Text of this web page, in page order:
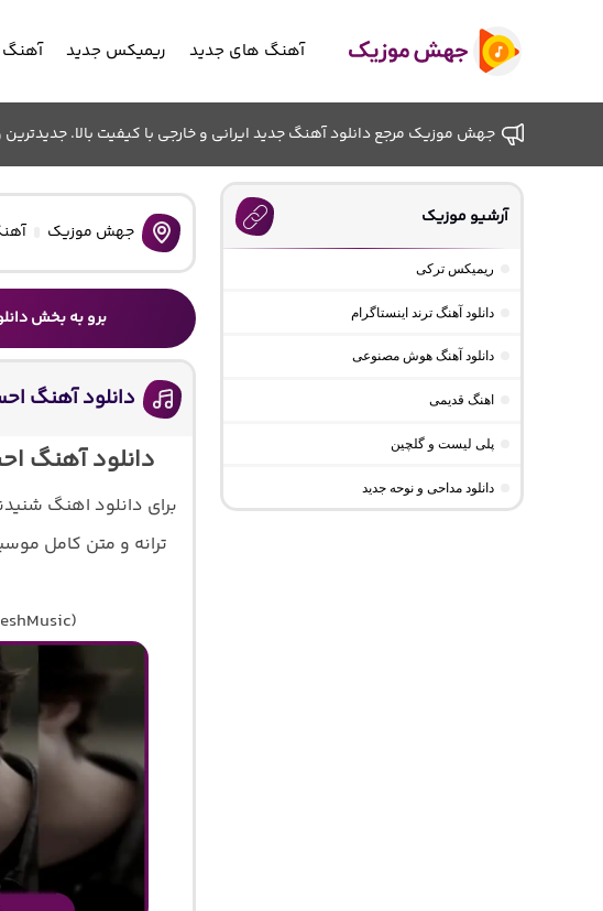
آهنگ های جدید ریمیکس جدید
جهش موزیک مرجع دانلود آهنگ جدید ایرانی و خارجی با کیفیت بالا.
جهش موزیک
برو به بخش
دانلود آهنگ
دانلود آهنگ
برای دانلود اهنگ
آرشیو موزیک
ریمیکس ترکی
دانلود آهنگ ترند اینستاگرام
دانلود آهنگ هوش مصنوعی
اهنگ قدیمی
پلی لیست و گلچین
دانلود مداحی و نوحه جدید